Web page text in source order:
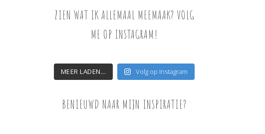
ZIEN WAT IK ALLEMAAL MEEMAAK? VOLG
ME OP INSTAGRAM!
MEER LADEN... Volg op Instagram
BENIEUWD NAAR MIJN INSPIRATIE?